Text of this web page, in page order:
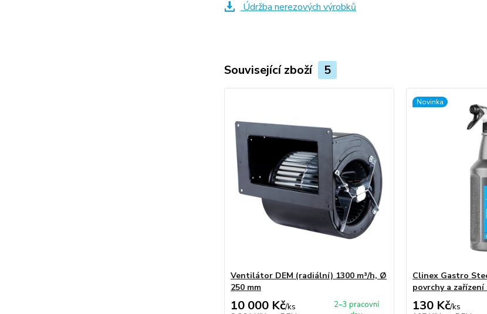
Údržba nerezových výrobků
Související zboží 5
Ventilátor DEM (radiální) 1300 m³/h, Ø
250 mm
10 000 Kč/ks
2–3 pracovní
Novinka
Clinex Gastro
povrchy a
130 Kč/ks